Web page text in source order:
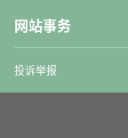
网站事务
投诉举报